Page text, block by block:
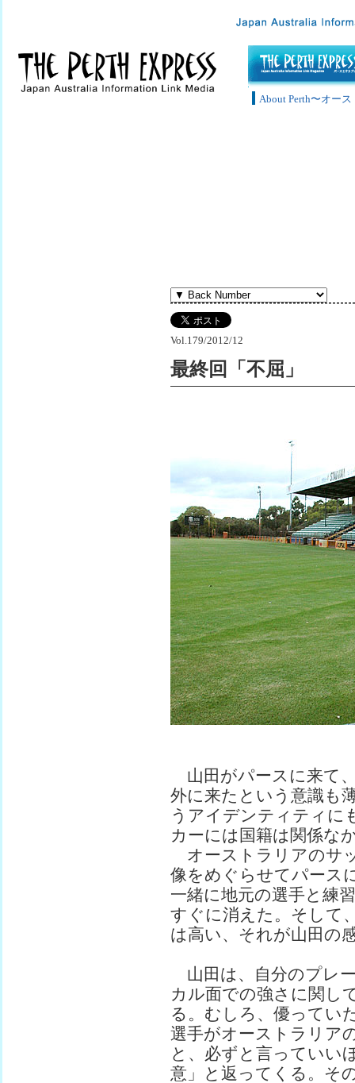
About Perth〜オー
Vol.179/2012/12
最終回「不屈」
山田がパースに来て
外に来たという意識も
うアイデンティティに
カーには国籍は関係な
オーストラリアのサ
像をめぐらせてパース
一緒に地元の選手と練
すぐに消えた。そして
は高い、それが山田の
山田は、自分のプレ
カル面での強さに関し
る。むしろ、優ってい
選手がオーストラリア
と、必ずと言っていい
意」と返ってくる。そ